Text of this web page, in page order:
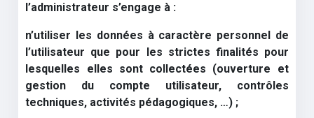
l’administrateur s’engage à :
n’utiliser les données à caractère personnel de
l’utilisateur que pour les strictes finalités pour
lesquelles elles sont collectées (ouverture et
gestion du compte utilisateur, contrôles
techniques, activités pédagogiques, …) ;